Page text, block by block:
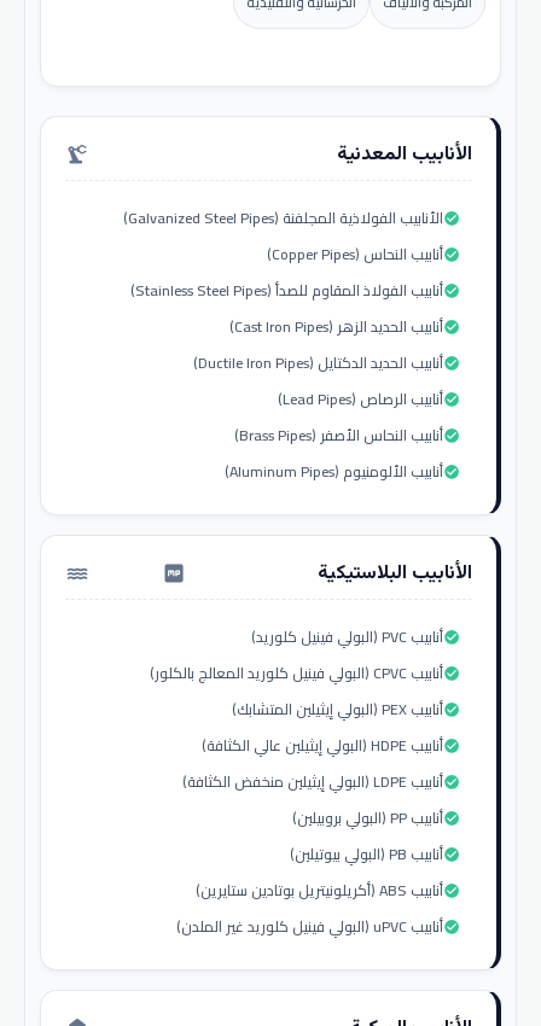
الأنابيب المعدنية precision_manufacturing
الأنابيب الفولاذية المجلفنة (Galvanized Steel Pipes)check_circle
أنابيب النحاس (Copper Pipes)check_circle
أنابيب الفولاذ المقاوم للصدأ (Stainless Steel Pipes)check_circle
أنابيب الحديد الزهر (Cast Iron Pipes)check_circle
أنابيب الحديد الدكتايل (Ductile Iron Pipes)check_circle
أنابيب الرصاص (Lead Pipes)check_circle
أنابيب النحاس الأصفر (Brass Pipes)check_circle
أنابيب الألومنيوم (Aluminum Pipes)check_circle
الأنابيب البلاستيكية water_pump
أنابيب PVC (البولي فينيل كلوريد)check_circle
أنابيب CPVC (البولي فينيل كلوريد المعالج بالكلور)check_circle
أنابيب PEX (البولي إيثيلين المتشابك)check_circle
أنابيب HDPE (البولي إيثيلين عالي الكثافة)check_circle
أنابيب LDPE (البولي إيثيلين منخفض الكثافة)check_circle
أنابيب PP (البولي بروبيلين)check_circle
أنابيب PB (البولي بيوتيلين)check_circle
أنابيب ABS (أكريلونيتريل بوتادين ستايرين)check_circle
أنابيب uPVC (البولي فينيل كلوريد غير الملدن)check_circle